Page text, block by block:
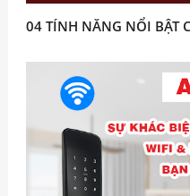
04 TÍNH NĂNG NỔI BẬT